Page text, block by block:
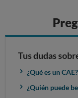
Tus dudas
¿Qué es un CAE?
¿Quién puede